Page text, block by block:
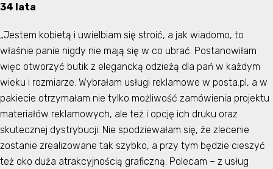
34 lata
„Jestem kobietą i uwielbiam się stroić, a jak wiadomo, to
właśnie panie nigdy nie mają się w co ubrać. Postanowiłam
więc otworzyć butik z elegancką odzieżą dla pań w każdym
wieku i rozmiarze. Wybrałam usługi reklamowe w posta.pl, a w
pakiecie otrzymałam nie tylko możliwość zamówienia projektu
materiałów reklamowych, ale też i opcję ich druku oraz
skutecznej dystrybucji. Nie spodziewałam się, że zlecenie
zostanie zrealizowane tak szybko, a przy tym będzie cieszyć
też oko duża atrakcyjnością graficzną. Polecam – z usług